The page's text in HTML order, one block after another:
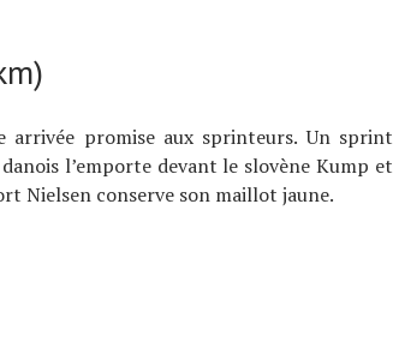
arrivée promise aux sprinteurs. Un sprint
l’emporte devant le slovène Kump et
Nielsen conserve son maillot jaune.